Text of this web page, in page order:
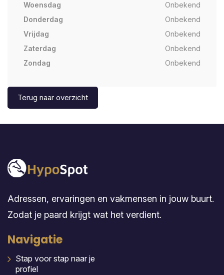
Woensdag
Onbekend
Donderdag
Onbekend
Vrijdag
Onbekend
Zaterdag
Onbekend
Zondag
Onbekend
Terug naar overzicht
Adressen, ervaringen en vakmensen in jouw buurt.
Zodat je paard krijgt wat het verdient.
Navigatie
Stap voor stap naar je
profiel